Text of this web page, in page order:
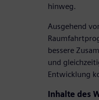
hinweg.
Ausgehend
bessere
und
Entwicklung
Inhalte des